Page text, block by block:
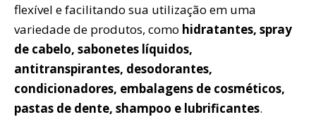
flexível e facilitando sua utilização em uma
variedade de produtos, como hidratantes, spray
de cabelo, sabonetes líquidos,
antitranspirantes, desodorantes,
condicionadores, embalagens de cosméticos,
pastas de dente, shampoo e lubrificantes.